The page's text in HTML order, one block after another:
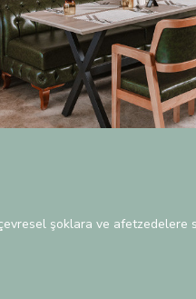
şoklara ve